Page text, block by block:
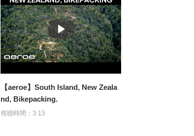
【aeroe】South Island, New Zeala
nd, Bikepacking.
視聴時間：3:13